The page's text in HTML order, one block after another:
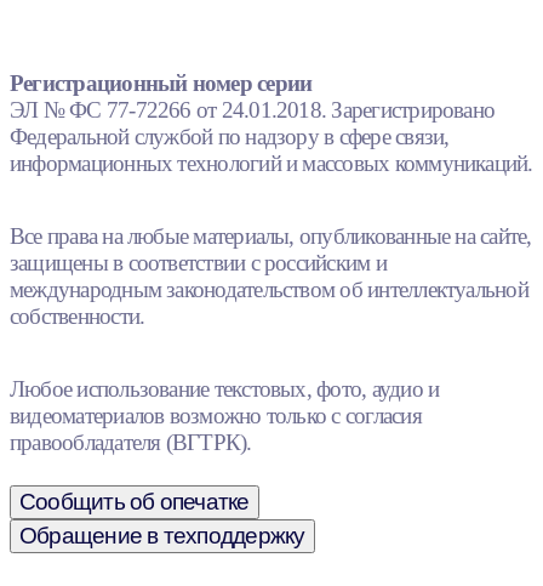
Регистрационный номер серии
ЭЛ № ФС 77-72266 от 24.01.2018. Зарегистрировано
Федеральной службой по надзору в сфере связи,
информационных технологий и массовых коммуникаций.
Все права на любые материалы, опубликованные на сайте,
защищены в соответствии с российским и
международным законодательством об интеллектуальной
собственности.
Любое использование текстовых, фото, аудио и
видеоматериалов возможно только с согласия
правообладателя (ВГТРК).
Сообщить об опечатке
Обращение в техподдержку